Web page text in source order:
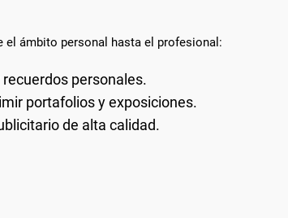
el ámbito personal hasta el profesional:
personales.
portafolios y exposiciones.
de alta calidad.